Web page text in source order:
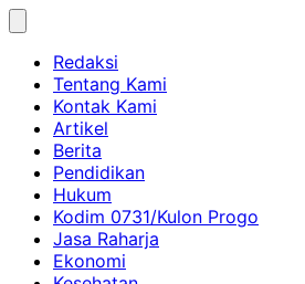
Skip
contentRedaksi
Tentang Kami
Kontak Kami
Artikel
Berita
Pendidikan
Hukum
Kodim 0731/Kulon Progo
Jasa Raharja
Ekonomi